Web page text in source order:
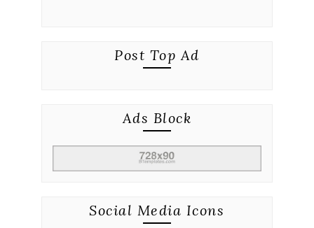
Post Top Ad
Ads Block
Social Media Icons